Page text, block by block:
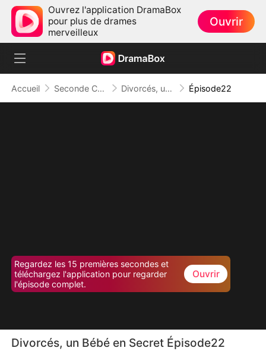
Ouvrez l'application DramaBox
pour plus de drames
merveilleux
Ouvrir
Accueil Seconde Chance Divorcés, un Bébé en Secret Épisode22
Regardez les 15 premières secondes et
téléchargez l'application pour regarder
l'épisode complet.
Ouvrir
Divorcés, un Bébé en Secret Épisode22